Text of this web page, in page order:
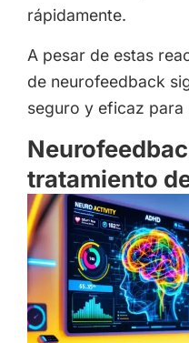
rápidamente.
A pesar de estas
de neurofeedback
seguro y eficaz para
tratamiento